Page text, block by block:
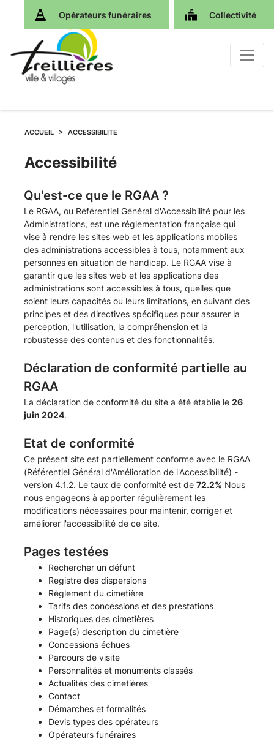
Opérateurs funéraires Collectivité
ACCUEIL ACCESSIBILITE
Accessibilité
Qu'est-ce que le RGAA ?
Le RGAA, ou Référentiel Général d'Accessibilité pour les
Administrations, est une réglementation française qui
vise à rendre les sites web et les applications mobiles
des administrations accessibles à tous, notamment aux
personnes en situation de handicap. Le RGAA vise à
garantir que les sites web et les applications des
administrations sont accessibles à tous, quelles que
soient leurs capacités ou leurs limitations, en suivant des
principes et des directives spécifiques pour assurer la
perception, l'utilisation, la compréhension et la
robustesse des contenus et des fonctionnalités.
Déclaration de conformité partielle au
RGAA
La déclaration de conformité du site a été établie le 26
juin 2024.
Etat de conformité
Ce présent site est partiellement conforme avec le RGAA
(Référentiel Général d'Amélioration de l'Accessibilité) -
version 4.1.2. Le taux de conformité est de 72.2% Nous
nous engageons à apporter régulièrement les
modifications nécessaires pour maintenir, corriger et
améliorer l'accessibilité de ce site.
Pages testées
Rechercher un défunt
Registre des dispersions
Règlement du cimetière
Tarifs des concessions et des prestations
Historiques des cimetières
Page(s) description du cimetière
Concessions échues
Parcours de visite
Personnalités et monuments classés
Actualités des cimetières
Contact
Démarches et formalités
Devis types des opérateurs
Opérateurs funéraires